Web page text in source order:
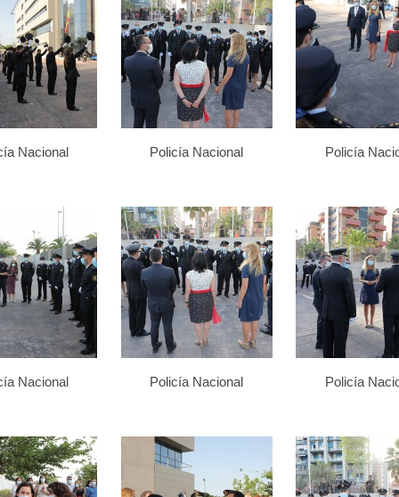
Nacional Policía Nacional Policía
Nacional Policía Nacional Policía